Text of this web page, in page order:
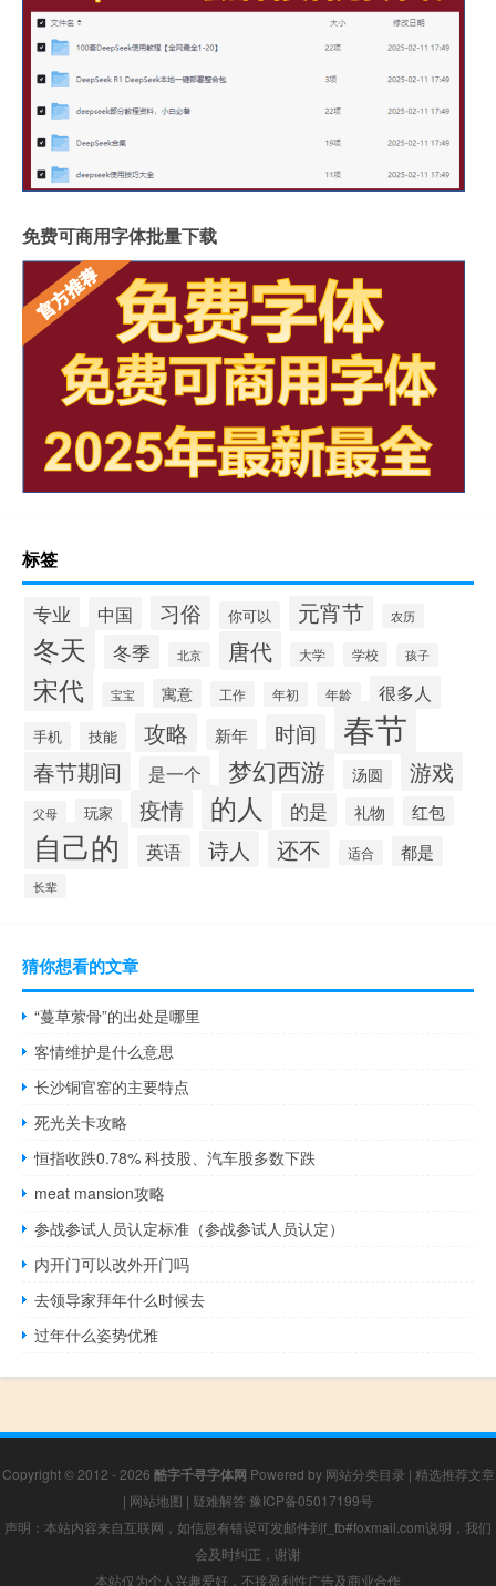
免费可商用字体批量下载
标签
专业 中国 习俗 你可以 元宵节 农历
冬天 冬季 北京 唐代 大学 学校 孩子
宋代 宝宝 寓意 工作 年初 年龄 很多人
手机 技能 攻略 新年 时间 春节
春节期间 是一个 梦幻西游 汤圆 游戏
父母 玩家 疫情 的人 的是 礼物 红包
自己的 英语 诗人 还不 适合 都是
长辈
猜你想看的文章
“蔓草萦骨”的出处是哪里
客情维护是什么意思
长沙铜官窑的主要特点
死光关卡攻略
恒指收跌0.78% 科技股、汽车股多数下跌
meat mansion攻略
参战参试人员认定标准（参战参试人员认定）
内开门可以改外开门吗
去领导家拜年什么时候去
过年什么姿势优雅
Copyright © 2012 - 2026 酷字千寻字体网 Powered by 网站分类目录 | 精选推荐文章
| 网站地图 | 疑难解答 豫ICP备05017199号
声明：本站内容来自互联网，如信息有错误可发邮件到f_fb#foxmail.com说明，我们
会及时纠正，谢谢
本站仅为个人兴趣爱好，不接盈利性广告及商业合作